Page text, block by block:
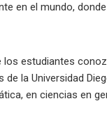
en el mundo,
estudiantes
la Universidad
en ciencias en